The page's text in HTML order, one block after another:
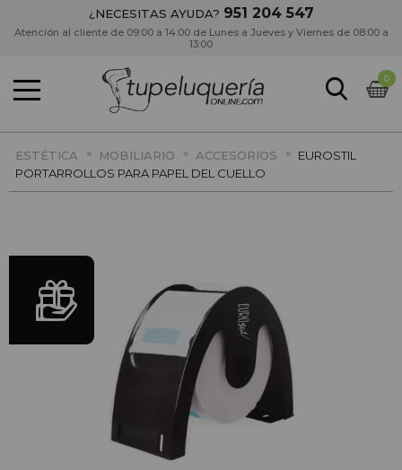
¿NECESITAS AYUDA? 951 204 547
Atención al cliente de 09:00 a 14:00 de Lunes a Jueves y Viernes de 08:00 a
13:00
0
ESTÉTICA » MOBILIARIO » ACCESORIOS » EUROSTIL
PORTARROLLOS PARA PAPEL DEL CUELLO